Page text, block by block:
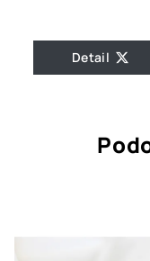
Detail